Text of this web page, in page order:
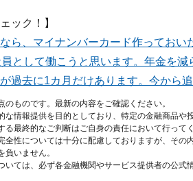
ック！】
ら、マイナンバーカード作っておい
として働こうと思います。年金を減
過去に1カ月だけあります。今から
ものです。最新の内容をご確認ください。
な情報提供を目的としており、特定の金融商品や
る最終的なご判断はご自身の責任において行ってく
全性については十分に配慮しておりますが、そ
負いません。
いては、必ず各金融機関やサービス提供者の公式